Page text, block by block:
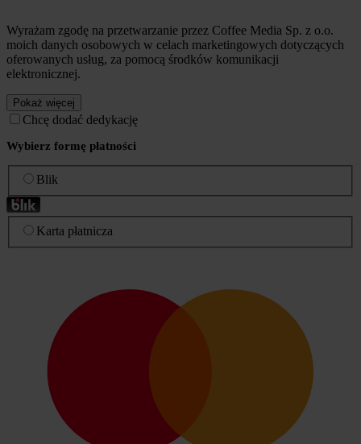
Wyrażam zgodę na przetwarzanie przez Coffee Media Sp. z o.o.
moich danych osobowych w celach marketingowych dotyczących
oferowanych usług, za pomocą środków komunikacji
elektronicznej.
Pokaż więcej
Chcę dodać dedykację
Wybierz formę płatności
Blik
Karta płatnicza